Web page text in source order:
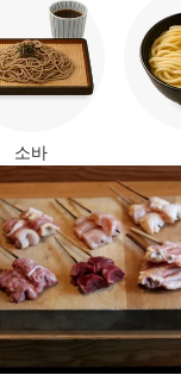
소바